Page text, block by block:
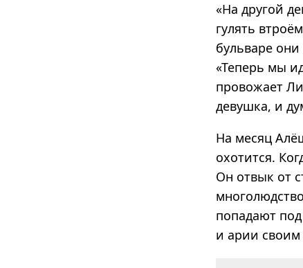
«На другой
гулять
бульваре
«Теперь мы
провожает
девушка, и
На месяц
охотится.
Он отвык от
попадают
и арии своим